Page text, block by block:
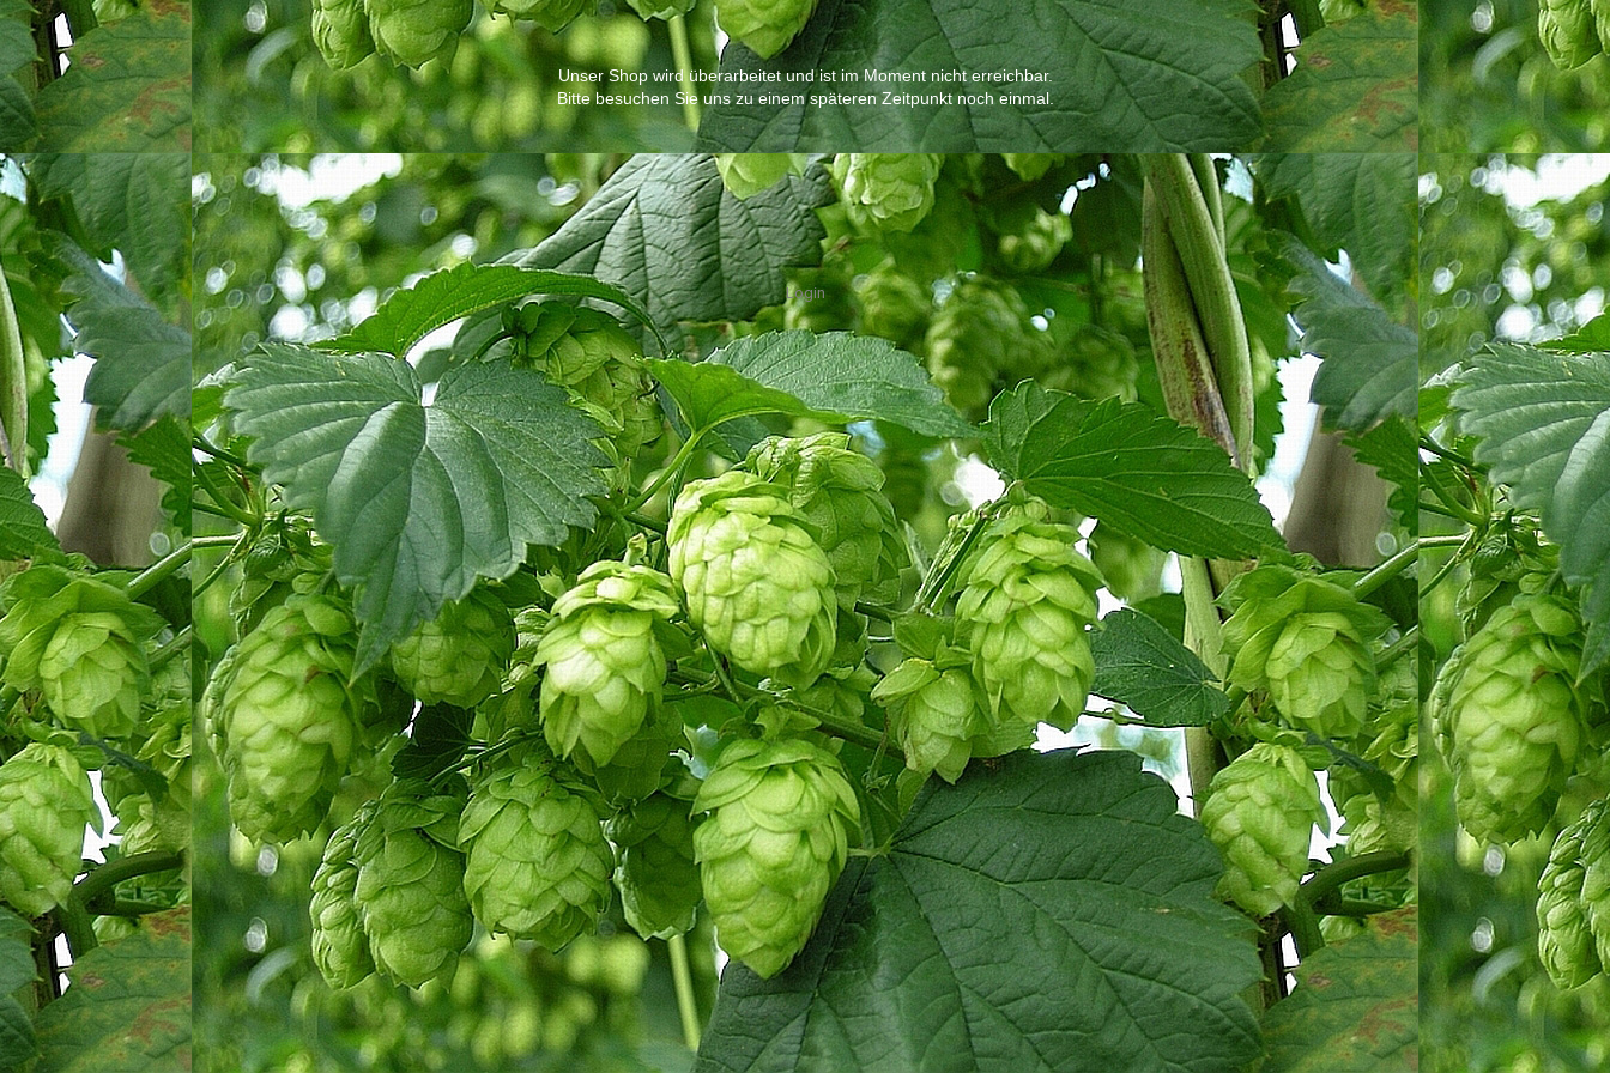
Unser Shop wird überarbeitet und ist im Moment nicht erreichbar.
Bitte besuchen Sie uns zu einem späteren Zeitpunkt noch einmal.
Login